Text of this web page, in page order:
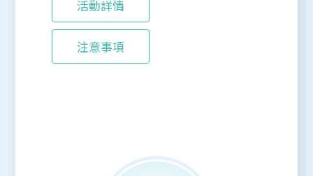
活動詳情
注意事項